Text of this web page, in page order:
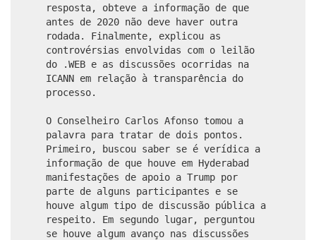
resposta, obteve a informação de que
antes de 2020 não deve haver outra
rodada. Finalmente, explicou as
controvérsias envolvidas com o leilão
do .WEB e as discussões ocorridas na
ICANN em relação à transparência do
processo.
O Conselheiro Carlos Afonso tomou a
palavra para tratar de dois pontos.
Primeiro, buscou saber se é verídica a
informação de que houve em Hyderabad
manifestações de apoio a Trump por
parte de alguns participantes e se
houve algum tipo de discussão pública a
respeito. Em segundo lugar, perguntou
se houve algum avanço nas discussões